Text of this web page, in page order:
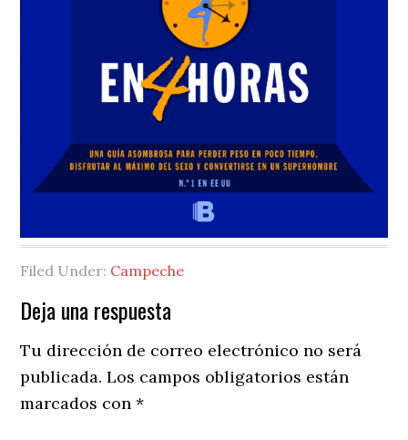
Filed Under: Campeche
Reader
Interactions
Deja una respuesta
Tu dirección de correo electrónico no será
publicada. Los campos obligatorios están
marcados con*